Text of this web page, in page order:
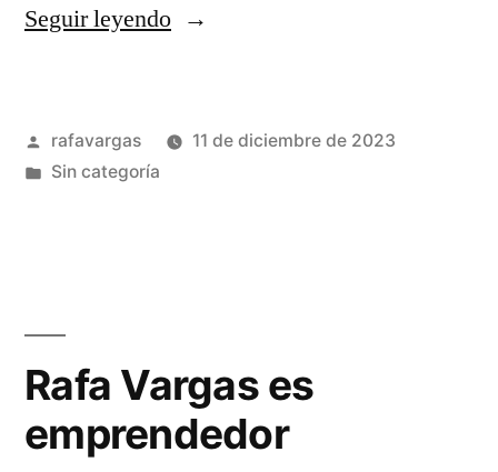
Seguir leyendo«Rafa
miembro
Publicado
por
rafavargas
11 de diciembre de 2023
Publicado
Sin categoría
Rafa Vargas es
emprendedor